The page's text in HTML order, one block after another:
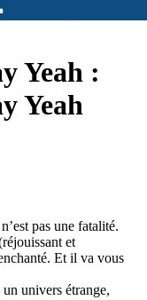
Yeah :
Yeah
pas une fatalité.
et
Et il va vous
univers étrange,